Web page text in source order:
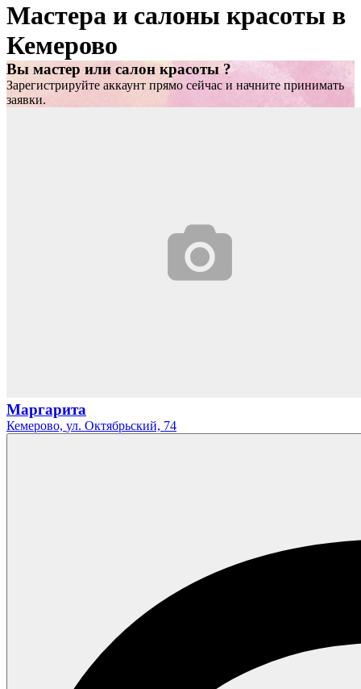
Мастера и салоны красоты в
Кемерово
Вы мастер или салон красоты ?
Зарегистрируйте аккаунт прямо сейчас и начните принимать
заявки.
Маргарита
Кемерово, ул. Октябрьский, 74